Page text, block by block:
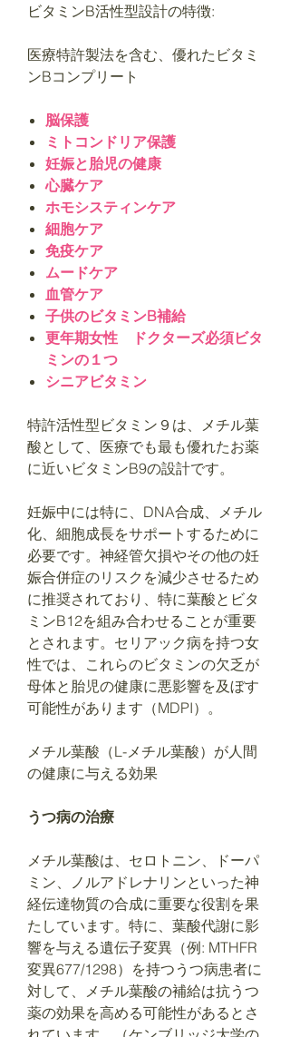
ビタミンB活性型設計の特徴:
医療特許製法を含む、優れたビタミ
ンBコンプリート
脳保護
ミトコンドリア保護
妊娠と胎児の健康
心臓ケア
ホモシスティンケア
細胞ケア
免疫ケア
ムードケア
血管ケア
子供のビタミンB補給
更年期女性 ドクターズ必須ビタ
ミンの１つ
シニアビタミン
特許活性型ビタミン９は、メチル葉
酸として、医療でも最も優れたお薬
に近いビタミンB9の設計です。
妊娠中には特に、DNA合成、メチル
化、細胞成長をサポートするために
必要です。神経管欠損やその他の妊
娠合併症のリスクを減少させるため
に推奨されており、特に葉酸とビタ
ミンB12を組み合わせることが重要
とされます。セリアック病を持つ女
性では、これらのビタミンの欠乏が
母体と胎児の健康に悪影響を及ぼす
可能性があります​（MDPI）​。
メチル葉酸（L-メチル葉酸）が人間
の健康に与える効果
うつ病の治療
メチル葉酸は、セロトニン、ドーパ
ミン、ノルアドレナリンといった神
経伝達物質の合成に重要な役割を果
たしています。特に、葉酸代謝に影
響を与える遺伝子変異（例: MTHFR
変異677/1298）を持つうつ病患者に
対して、メチル葉酸の補給は抗うつ
薬の効果を高める可能性があるとさ